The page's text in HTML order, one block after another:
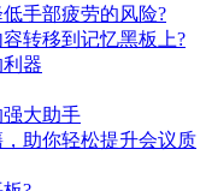
手部疲劳的风险?
转移到记忆黑板上?
器
大助手
助你轻松提升会议质